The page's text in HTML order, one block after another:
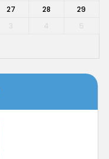
27 28
29